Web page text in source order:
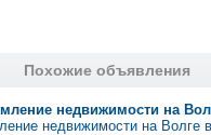
Похожие объявления
недвижимости на
недвижимости на Волге